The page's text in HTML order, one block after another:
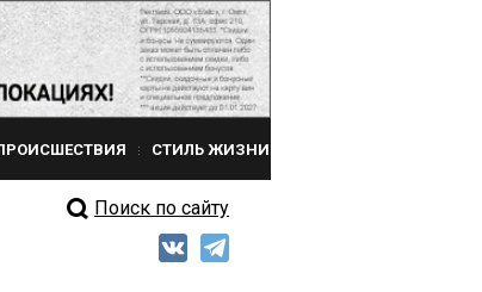
СТИЛЬ ЖИЗНИ
Поиск по сайту